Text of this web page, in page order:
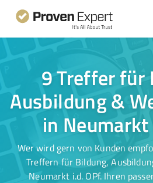
9 Treffer für
Ausbildung &
in Neumarkt
Wer wird gern von Kunden
Treffern für Bildung,
Neumarkt i.d. OPf. Ihren